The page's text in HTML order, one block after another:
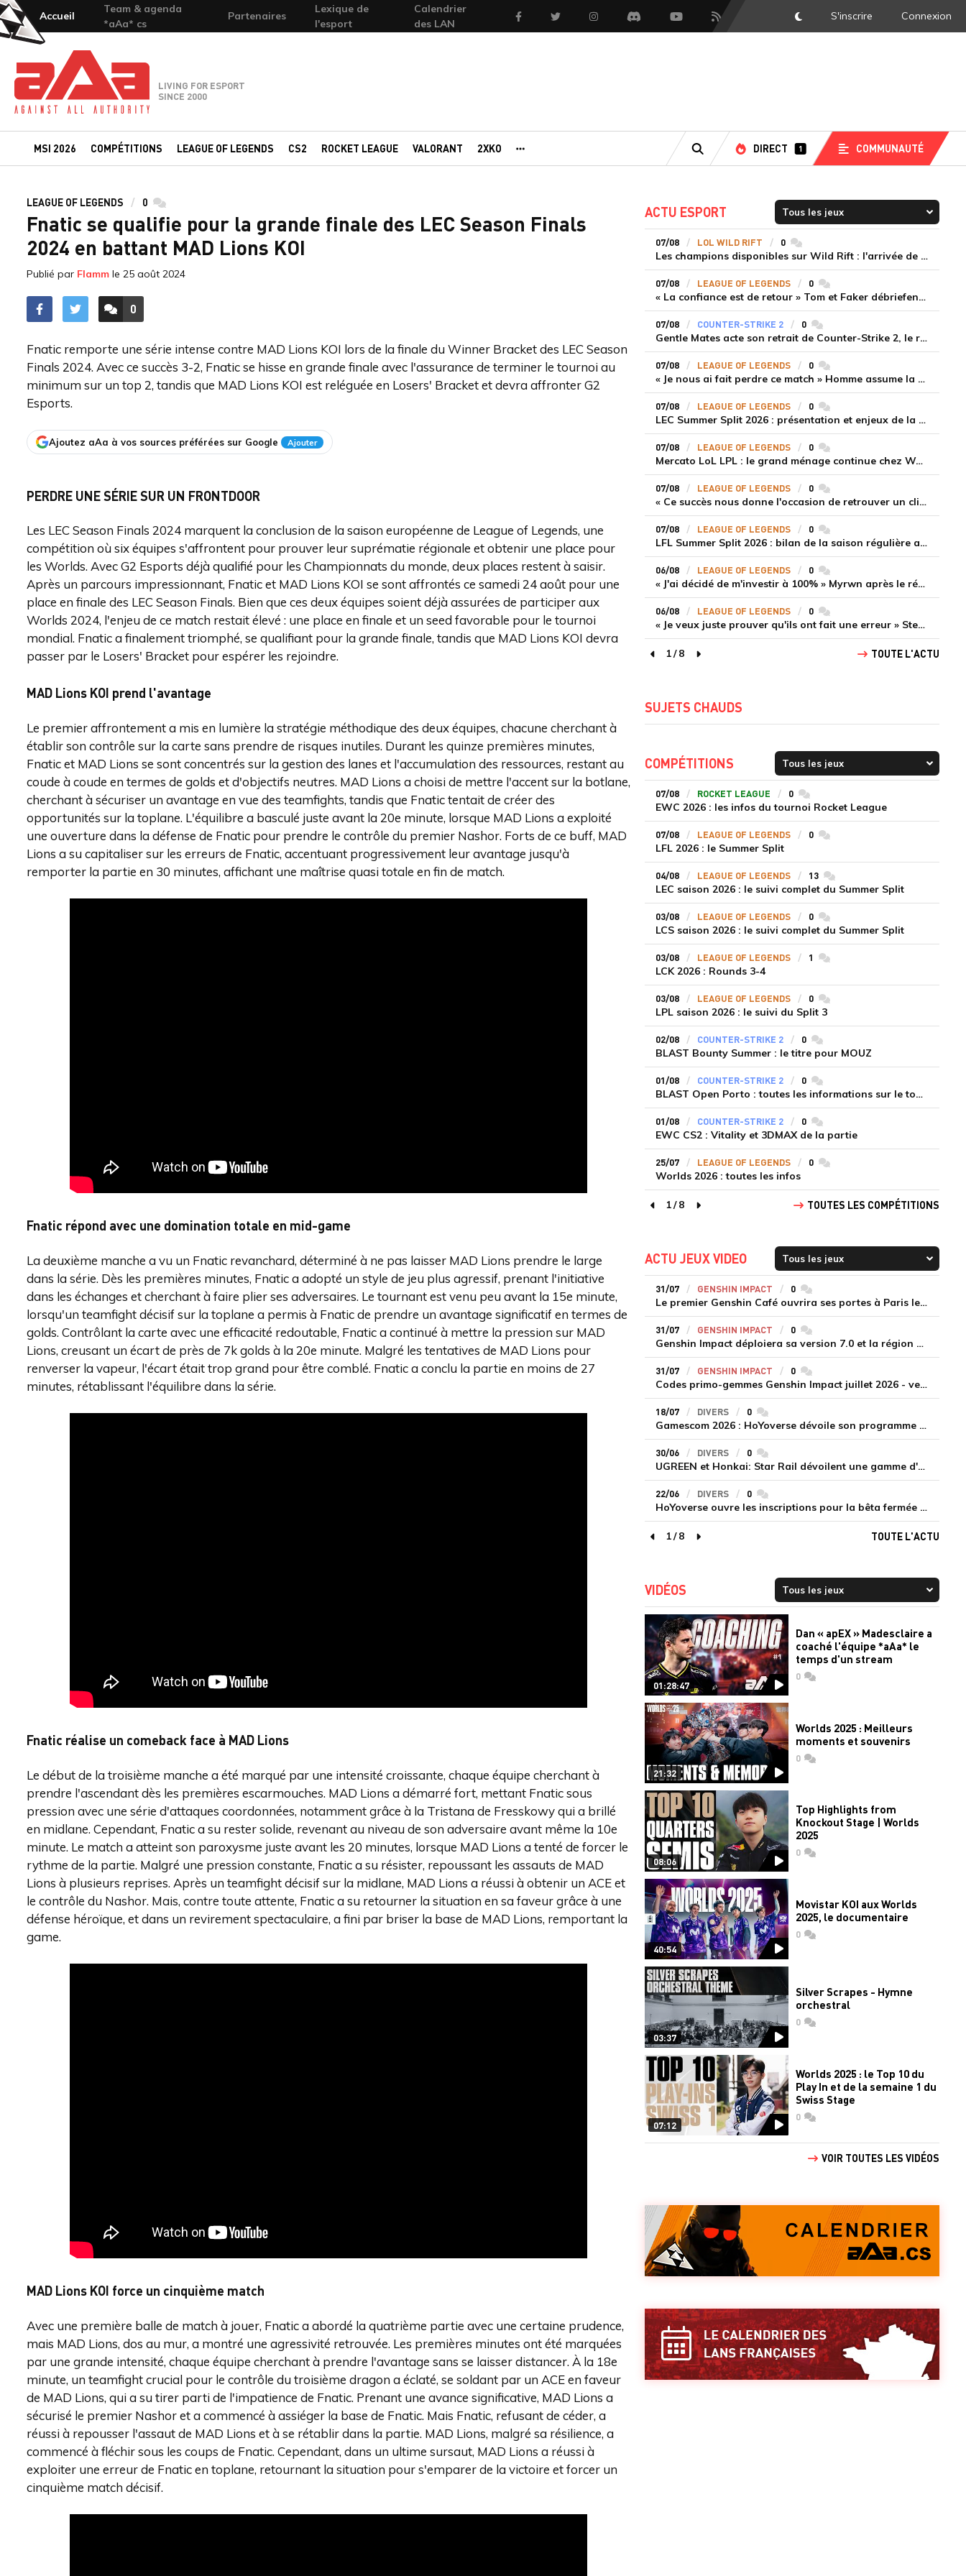
Accueil
Team & agenda
*aAa* cs
Partenaires
Lexique de
l'esport
Calendrier
des LAN
FacebookTwitter InstagramDiscord YoutubeFlux RSS DarkMode
S'inscrire Connexion
Team-aAa - against All authority
LIVING FOR ESPORT
SINCE 2000
MSI 2026 COMPÉTITIONS LEAGUE OF LEGENDS CS2 ROCKET LEAGUE VALORANT 2XKO
RECHERCHE
DIRECT 1 COMMUNAUTÉ
LEAGUE OF LEGENDS 0 commentaires
Fnatic se qualifie pour la grande finale des LEC Season Finals
2024 en battant MAD Lions KOI
Publié par Flamm le 25 août 2024
ACCÉDER AUX
0
COMMENTAIRES
Fnatic remporte une série intense contre MAD Lions KOI lors de la finale du Winner Bracket des LEC Season
Finals 2024. Avec ce succès 3-2, Fnatic se hisse en grande finale avec l'assurance de terminer le tournoi au
minimum sur un top 2, tandis que MAD Lions KOI est reléguée en Losers' Bracket et devra affronter G2
Esports.
Ajoutez aAa à vos sources préférées sur Google Ajouter
PERDRE UNE SÉRIE SUR UN FRONTDOOR
Les LEC Season Finals 2024 marquent la conclusion de la saison européenne de League of Legends, une
compétition où six équipes s'affrontent pour prouver leur suprématie régionale et obtenir une place pour
les Worlds. Avec G2 Esports déjà qualifié pour les Championnats du monde, deux places restent à saisir.
Après un parcours impressionnant, Fnatic et MAD Lions KOI se sont affrontés ce samedi 24 août pour une
place en finale des LEC Season Finals. Bien que ces deux équipes soient déjà assurées de participer aux
Worlds 2024, l'enjeu de ce match restait élevé : une place en finale et un seed favorable pour le tournoi
mondial. Fnatic a finalement triomphé, se qualifiant pour la grande finale, tandis que MAD Lions KOI devra
passer par le Losers' Bracket pour espérer les rejoindre.
MAD Lions KOI prend l'avantage
Le premier affrontement a mis en lumière la stratégie méthodique des deux équipes, chacune cherchant à
établir son contrôle sur la carte sans prendre de risques inutiles. Durant les quinze premières minutes,
Fnatic et MAD Lions se sont concentrés sur la gestion des lanes et l'accumulation des ressources, restant au
coude à coude en termes de golds et d'objectifs neutres. MAD Lions a choisi de mettre l'accent sur la botlane,
cherchant à sécuriser un avantage en vue des teamfights, tandis que Fnatic tentait de créer des
opportunités sur la toplane. L'équilibre a basculé juste avant la 20e minute, lorsque MAD Lions a exploité
une ouverture dans la défense de Fnatic pour prendre le contrôle du premier Nashor. Forts de ce buff, MAD
Lions a su capitaliser sur les erreurs de Fnatic, accentuant progressivement leur avantage jusqu'à
remporter la partie en 30 minutes, affichant une maîtrise quasi totale en fin de match.
Fnatic répond avec une domination totale en mid-game
La deuxième manche a vu un Fnatic revanchard, déterminé à ne pas laisser MAD Lions prendre le large
dans la série. Dès les premières minutes, Fnatic a adopté un style de jeu plus agressif, prenant l'initiative
dans les échanges et cherchant à faire plier ses adversaires. Le tournant est venu peu avant la 15e minute,
lorsqu'un teamfight décisif sur la toplane a permis à Fnatic de prendre un avantage significatif en termes de
golds. Contrôlant la carte avec une efficacité redoutable, Fnatic a continué à mettre la pression sur MAD
Lions, creusant un écart de près de 7k golds à la 20e minute. Malgré les tentatives de MAD Lions pour
renverser la vapeur, l'écart était trop grand pour être comblé. Fnatic a conclu la partie en moins de 27
minutes, rétablissant l'équilibre dans la série.
Fnatic réalise un comeback face à MAD Lions
Le début de la troisième manche a été marqué par une intensité croissante, chaque équipe cherchant à
prendre l'ascendant dès les premières escarmouches. MAD Lions a démarré fort, mettant Fnatic sous
pression avec une série d'attaques coordonnées, notamment grâce à la Tristana de Fresskowy qui a brillé
en midlane. Cependant, Fnatic a su rester solide, revenant au niveau de son adversaire avant même la 10e
minute. Le match a atteint son paroxysme juste avant les 20 minutes, lorsque MAD Lions a tenté de forcer le
rythme de la partie. Malgré une pression constante, Fnatic a su résister, repoussant les assauts de MAD
Lions à plusieurs reprises. Après un teamfight décisif sur la midlane, MAD Lions a réussi à obtenir un ACE et
le contrôle du Nashor. Mais, contre toute attente, Fnatic a su retourner la situation en sa faveur grâce à une
défense héroïque, et dans un revirement spectaculaire, a fini par briser la base de MAD Lions, remportant la
game.
MAD Lions KOI force un cinquième match
Avec une première balle de match à jouer, Fnatic a abordé la quatrième partie avec une certaine prudence,
mais MAD Lions, dos au mur, a montré une agressivité retrouvée. Les premières minutes ont été marquées
par une grande intensité, chaque équipe cherchant à prendre l'avantage sans se laisser distancer. À la 18e
minute, un teamfight crucial pour le contrôle du troisième dragon a éclaté, se soldant par un ACE en faveur
de MAD Lions, qui a su tirer parti de l'impatience de Fnatic. Prenant une avance significative, MAD Lions a
sécurisé le premier Nashor et a commencé à assiéger la base de Fnatic. Mais Fnatic, refusant de céder, a
réussi à repousser l'assaut de MAD Lions et à se rétablir dans la partie. MAD Lions, malgré sa résilience, a
commencé à fléchir sous les coups de Fnatic. Cependant, dans un ultime sursaut, MAD Lions a réussi à
exploiter une erreur de Fnatic en toplane, retournant la situation pour s'emparer de la victoire et forcer un
cinquième match décisif.
ACTU ESPORT
07/08 LOL WILD RIFT 0commentaires
Les champions disponibles sur Wild Rift : l'arrivée de Cho'Gath
07/08 LEAGUE OF LEGENDS 0commentaires
« La confiance est de retour » Tom et Faker débriefent la victoire convaincante de T1 face à Dplus KIA
07/08 COUNTER-STRIKE 2 0commentaires
Gentle Mates acte son retrait de Counter-Strike 2, le roster ibérique libéré
07/08 LEAGUE OF LEGENDS 0commentaires
« Je nous ai fait perdre ce match » Homme assume la responsabilité de la défaite de HLE face à Gen.G
07/08 LEAGUE OF LEGENDS 0commentaires
LEC Summer Split 2026 : présentation et enjeux de la troisième semaine de compétition
07/08 LEAGUE OF LEGENDS 0commentaires
Mercato LoL LPL : le grand ménage continue chez Weibo Gaming, Jiejie quitte le navire au profit de Xiaohao
07/08 LEAGUE OF LEGENDS 0commentaires
« Ce succès nous donne l'occasion de retrouver un climat beaucoup plus positif » Ryu et Canyon soulagés après la victoire de Gen.G sur HLE
07/08 LEAGUE OF LEGENDS 0commentaires
LFL Summer Split 2026 : bilan de la saison régulière avec Solary en tête
06/08 LEAGUE OF LEGENDS 0commentaires
« J'ai décidé de m'investir à 100% » Myrwn après le réveil de Movistar KOI face à Fnatic
06/08 LEAGUE OF LEGENDS 0commentaires
« Je veux juste prouver qu'ils ont fait une erreur » Stend se confie sur son mercato chaotique et ses ambitions avec Shifters
page précédente
1/8
page suivante
TOUTE L'ACTU
SUJETS CHAUDS
COMPÉTITIONS
07/08 ROCKET LEAGUE 0commentaires
EWC 2026 : les infos du tournoi Rocket League
07/08 LEAGUE OF LEGENDS 0commentaires
LFL 2026 : le Summer Split
04/08 LEAGUE OF LEGENDS 13commentaires
LEC saison 2026 : le suivi complet du Summer Split
03/08 LEAGUE OF LEGENDS 0commentaires
LCS saison 2026 : le suivi complet du Summer Split
03/08 LEAGUE OF LEGENDS 1 commentaires
LCK 2026 : Rounds 3-4
03/08 LEAGUE OF LEGENDS 0commentaires
LPL saison 2026 : le suivi du Split 3
02/08 COUNTER-STRIKE 2 0commentaires
BLAST Bounty Summer : le titre pour MOUZ
01/08 COUNTER-STRIKE 2 0commentaires
BLAST Open Porto : toutes les informations sur le tournoi
01/08 COUNTER-STRIKE 2 0commentaires
EWC CS2 : Vitality et 3DMAX de la partie
25/07 LEAGUE OF LEGENDS 0commentaires
Worlds 2026 : toutes les infos
page précédente
1/8
page suivante
TOUTES LES COMPÉTITIONS
ACTU JEUX VIDEO
31/07 GENSHIN IMPACT 0commentaires
Le premier Genshin Café ouvrira ses portes à Paris le 14 août
31/07 GENSHIN IMPACT 0commentaires
Genshin Impact déploiera sa version 7.0 et la région de Snezhnaya le 12 août
31/07 GENSHIN IMPACT 0commentaires
Codes primo-gemmes Genshin Impact juillet 2026 - version 7.0
18/07 DIVERS 0commentaires
Gamescom 2026 : HoYoverse dévoile son programme et présente deux nouveaux jeux inédits
30/06 DIVERS 0commentaires
UGREEN et Honkai: Star Rail dévoilent une gamme d'accessoires de recharge en édition limitée
22/06 DIVERS 0commentaires
HoYoverse ouvre les inscriptions pour la bêta fermée de Honkai : Nexus Anima
page précédente
1/8
page suivante
TOUTE L'ACTU
VIDÉOS
01:28:47
Dan « apEX » Madesclaire a
coaché l'équipe *aAa* le
temps d'un stream
0commentaires
21:32
Worlds 2025 : Meilleurs
moments et souvenirs
0commentaires
08:06
Top Highlights from
Knockout Stage | Worlds
2025
0commentaires
40:54
Movistar KOI aux Worlds
2025, le documentaire
0commentaires
03:37
Silver Scrapes - Hymne
orchestral
0commentaires
07:12
Worlds 2025 : le Top 10 du
Play In et de la semaine 1 du
Swiss Stage
0commentaires
VOIR TOUTES LES VIDÉOS